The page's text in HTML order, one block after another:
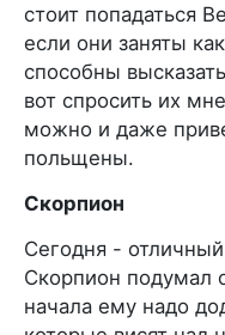
стоит попадаться
если они заняты
способны
вот спросить их
можно и даже
польщены.
Скорпион
Сегодня -
Скорпион подумал
начала ему надо